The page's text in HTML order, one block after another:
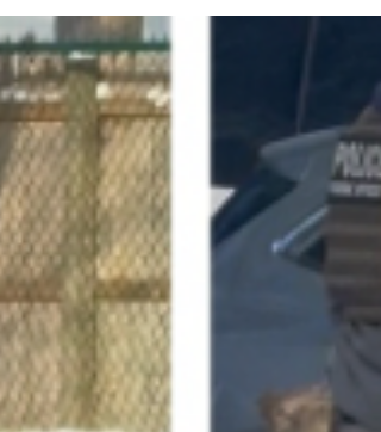
limiten cooperación con agencias
En la imagen generada por IA para ilustrar
este artículo, aparecen de izquierda a
derecha, el congresista republicano por el
Primer Distrito, Nick LaLota, Minerva Pérez,
Directora Ejecutiva de OLA Of Eastern Long
Island, Kathee Burke-Gonzalez, supervisora
del municipio